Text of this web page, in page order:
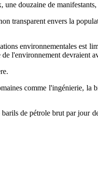
douzaine de
transparent envers la
environnementales est
l'environnement devraient
comme l'ingénierie,
de pétrole brut par jour